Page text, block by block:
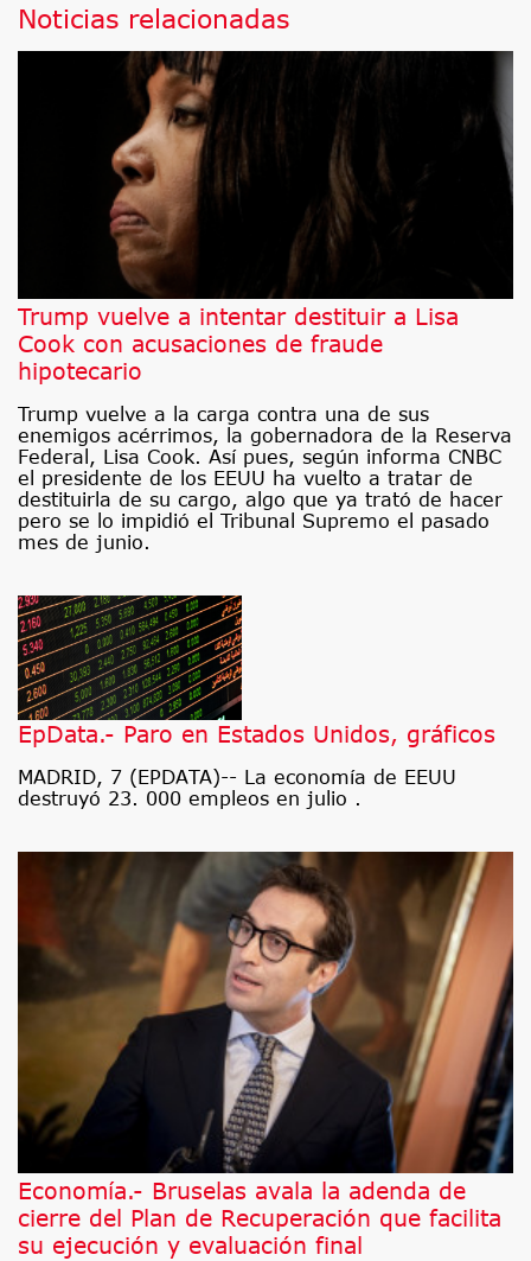
Noticias relacionadas
Trump vuelve a intentar destituir a Lisa
Cook con acusaciones de fraude
hipotecario
Trump vuelve a la carga contra una de sus
enemigos acérrimos, la gobernadora de la Reserva
Federal, Lisa Cook. Así pues, según informa CNBC
el presidente de los EEUU ha vuelto a tratar de
destituirla de su cargo, algo que ya trató de hacer
pero se lo impidió el Tribunal Supremo el pasado
mes de junio.
EpData.- Paro en Estados Unidos, gráficos
MADRID, 7 (EPDATA)-- La economía de EEUU
destruyó 23. 000 empleos en julio .
Economía.- Bruselas avala la adenda de
cierre del Plan de Recuperación que facilita
su ejecución y evaluación final